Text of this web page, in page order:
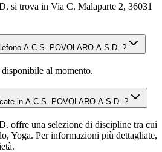
si trova in Via C. Malaparte 2, 36031
A.C.S. POVOLARO A.S.D. ?
al momento.
in A.C.S. POVOLARO A.S.D. ?
offre una selezione di discipline tra cui
Yoga. Per informazioni più dettagliate,